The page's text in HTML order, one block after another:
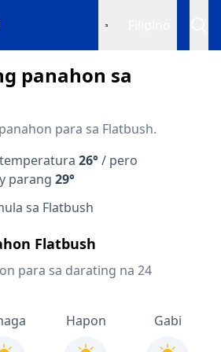
panahon sa
para sa Flatbush.
26°/ pero
parang 29°
sa Flatbush
Flatbush
para sa darating na 24
Hapon Gabi